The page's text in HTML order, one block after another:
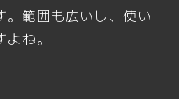
。範囲も広いし、使い
ね。